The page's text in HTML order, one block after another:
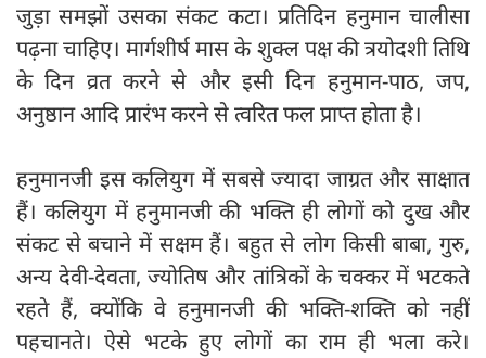
जुड़ा समझों उसका संकट कटा। प्रतिदिन हनुमान चालीसा
पढ़ना चाहिए। मार्गशीर्ष मास के शुक्ल पक्ष की त्रयोदशी तिथि
के दिन व्रत करने से और इसी दिन हनुमान-पाठ, जप,
अनुष्ठान आदि प्रारंभ करने से त्वरित फल प्राप्त होता है।
हनुमानजी इस कलियुग में सबसे ज्यादा जाग्रत और साक्षात
हैं। कलियुग में हनुमानजी की भक्ति ही लोगों को दुख और
संकट से बचाने में सक्षम हैं। बहुत से लोग किसी बाबा, गुरु,
अन्य देवी-देवता, ज्योतिष और तांत्रिकों के चक्कर में भटकते
रहते हैं, क्योंकि वे हनुमानजी की भक्ति-शक्ति को नहीं
पहचानते। ऐसे भटके हुए लोगों का राम ही भला करे।